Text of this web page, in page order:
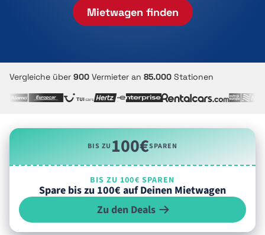
Mietwagen finden
Vergleiche über 900 Vermieter an 85.000 Stationen
BIS ZU100€SPAREN
BIS ZU 100€ SPAREN
Spare bis zu 100€ auf Deinen Mietwagen
Zu den Deals